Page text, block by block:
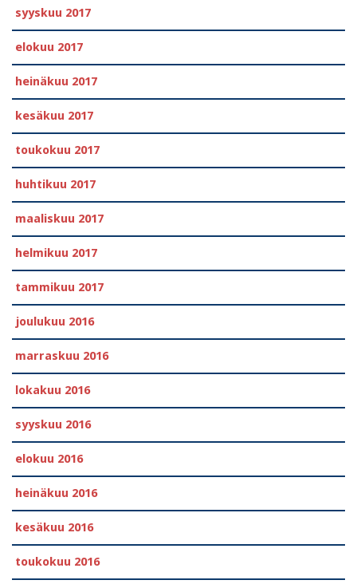
syyskuu 2017
elokuu 2017
heinäkuu 2017
kesäkuu 2017
toukokuu 2017
huhtikuu 2017
maaliskuu 2017
helmikuu 2017
tammikuu 2017
joulukuu 2016
marraskuu 2016
lokakuu 2016
syyskuu 2016
elokuu 2016
heinäkuu 2016
kesäkuu 2016
toukokuu 2016